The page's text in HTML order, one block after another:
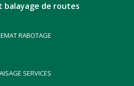
balayage de routes
RABOTAGE
SERVICES